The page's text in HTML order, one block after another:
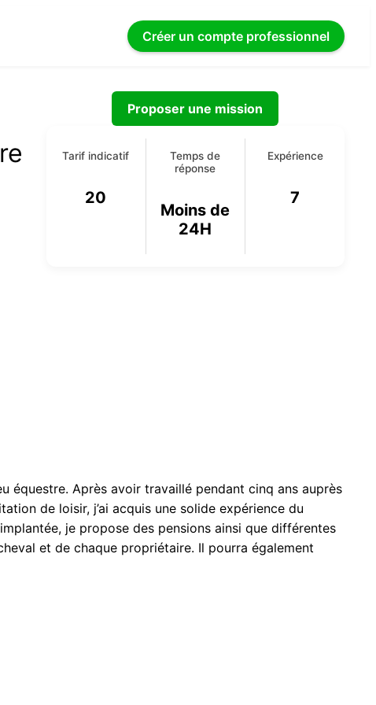
Créer un compte professionnel
Proposer une mission
Tarif indicatif
20
Temps de
réponse
Moins de
24H
Expérience
7
équestre. Après avoir travaillé pendant cinq ans auprès
de loisir, j’ai acquis une solide expérience du
je propose des pensions ainsi que différentes
et de chaque propriétaire. Il pourra également